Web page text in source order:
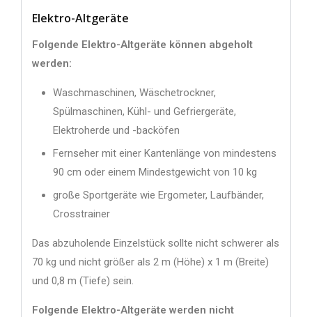
Elektro-Altgeräte
Folgende Elektro-Altgeräte können abgeholt
werden:
Waschmaschinen, Wäschetrockner,
Spülmaschinen, Kühl- und Gefriergeräte,
Elektroherde und -backöfen
Fernseher mit einer Kantenlänge von mindestens
90 cm oder einem Mindestgewicht von 10 kg
große Sportgeräte wie Ergometer, Laufbänder,
Crosstrainer
Das abzuholende Einzelstück sollte nicht schwerer als
70 kg und nicht größer als 2 m (Höhe) x 1 m (Breite)
und 0,8 m (Tiefe) sein.
Folgende Elektro-Altgeräte werden nicht